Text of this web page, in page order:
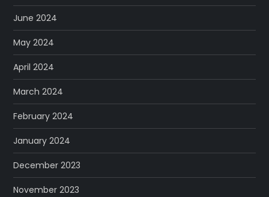
June 2024
May 2024
April 2024
March 2024
February 2024
January 2024
December 2023
November 2023